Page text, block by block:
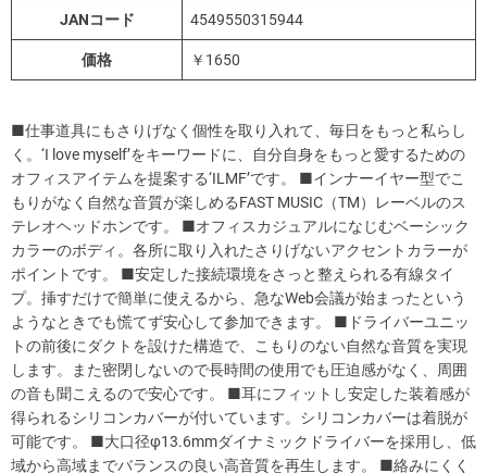
JANコード 4549550315944
価格 ￥1650
■仕事道具にもさりげなく個性を取り入れて、毎日をもっと私らし
く。‘I love myself’をキーワードに、自分自身をもっと愛するための
オフィスアイテムを提案する‘ILMF’です。 ■インナーイヤー型でこ
もりがなく自然な音質が楽しめるFAST MUSIC（TM）レーベルのス
テレオヘッドホンです。 ■オフィスカジュアルになじむベーシック
カラーのボディ。各所に取り入れたさりげないアクセントカラーが
ポイントです。 ■安定した接続環境をさっと整えられる有線タイ
プ。挿すだけで簡単に使えるから、急なWeb会議が始まったという
ようなときでも慌てず安心して参加できます。 ■ドライバーユニッ
トの前後にダクトを設けた構造で、こもりのない自然な音質を実現
します。また密閉しないので長時間の使用でも圧迫感がなく、周囲
の音も聞こえるので安心です。 ■耳にフィットし安定した装着感が
得られるシリコンカバーが付いています。シリコンカバーは着脱が
可能です。 ■大口径φ13.6mmダイナミックドライバーを採用し、低
域から高域までバランスの良い高音質を再生します。 ■絡みにくく